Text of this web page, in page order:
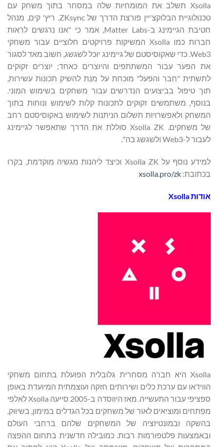
Xsolla תשלב את המומחיות שלה במסחר בתוך משחק עם
טכנולוגיית הבלוקצ'יין פורצת הדרך של ZKsync. ריץ' קים, מנהל
חטיבת הגיימינג ב-Matter Labs, אמר כי "אנו נרגשים לראות
חברות כמו Xsolla המשיקות פרויקטים חלוציים עבור משחקי
Web3. כדי שאקוסיסטם של גיימינג יוכל לשגשג, חשוב מאד לסגור
את הפער עבור המשתתפים והיוצרים כאחד; יוצרים זקוקים
לתשתית "חבר והפעל" מוכחת על מנת להשיק תכונות עשירות,
תוך טיפול בביצועים הנדרשים עבור משחקים בשימוש המוני.
בנוסף, משתמשים זקוקים לתכונות קלות לשימוש ונוחות בתוך
המשחק ולאפשרויות תשלום הניתנות לשימוש באקוסיסטם רחב
של משחקים. Xsolla ZK סוללת את הדרך שתאפשר לגיימינג
לעבור ל-Web3 ולשגשג בה".
למידע נוסף על Xsolla ZK וכיצד ליהנות מגשיה מוקדמת, בקרו
בכתובת: xsolla.pro/zk
אודות Xsolla
Xsolla היא חברה מסחרית גלובלית הפועלת בתחום משחקי
הווידאו עם ערכת כלים ושירותים חזקה ועוצמתית המיועדת באופן
ספציפי עבור התעשייה. מאז היווסדה ב-2005 סייעה Xsolla לאלפי
מפתחים ומוציאים לאור של משחקים בכל הגדלים במימון, בשיווק,
בהשקה ובמונטיזציה של המשחקים שלהם ברחבי העולם
ובאמצעות פלטפורמות רבות. כמובילה חדשנית בתחום ההפצה